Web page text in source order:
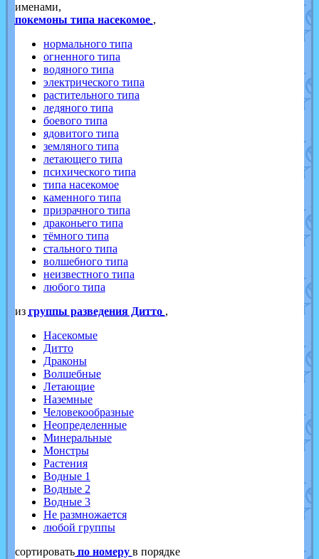
именами,
покемоны типа насекомое ,
нормального типа
огненного типа
водяного типа
электрического типа
растительного типа
ледяного типа
боевого типа
ядовитого типа
земляного типа
летающего типа
психического типа
типа насекомое
каменного типа
призрачного типа
драконьего типа
тёмного типа
стального типа
волшебного типа
неизвестного типа
любого типа
из группы разведения Дитто ,
Насекомые
Дитто
Драконы
Волшебные
Летающие
Наземные
Человекообразные
Неопределенные
Минеральные
Монстры
Растения
Водные 1
Водные 2
Водные 3
Не размножается
любой группы
cортировать по номеру в порядке